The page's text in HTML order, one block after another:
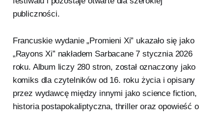
publiczności.
Francuskie wydanie „Promieni Xi” ukazało się jako
„Rayons Xi” nakładem Sarbacane 7 stycznia 2026
roku. Album liczy 280 stron, został oznaczony jako
komiks dla czytelników od 16. roku życia i opisany
przez wydawcę między innymi jako science fiction,
historia postapokaliptyczna, thriller oraz opowieść o